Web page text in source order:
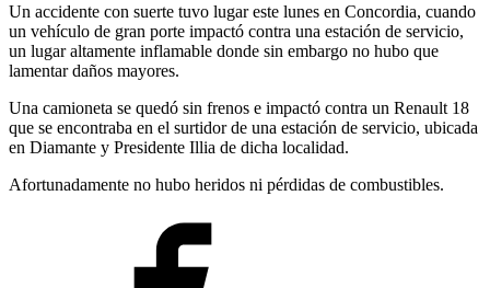
Un accidente con suerte tuvo lugar este lunes en Concordia, cuando
un vehículo de gran porte impactó contra una estación de servicio,
un lugar altamente inflamable donde sin embargo no hubo que
lamentar daños mayores.
Una camioneta se quedó sin frenos e impactó contra un Renault 18
que se encontraba en el surtidor de una estación de servicio, ubicada
en Diamante y Presidente Illia de dicha localidad.
Afortunadamente no hubo heridos ni pérdidas de combustibles.